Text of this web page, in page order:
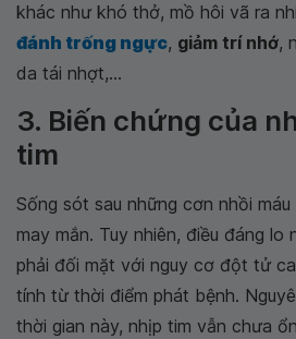
khác như khó thở, mồ hôi vã ra
đánh trống ngực, giảm trí nhớ,
da tái nhợt,...
3. Biến chứng của
tim
Sống sót sau những cơn nhồi
may mắn. Tuy nhiên, điều đáng lo
phải đối mặt với nguy cơ đột tử
tính từ thời điểm phát bệnh.
thời gian này, nhịp tim vẫn chưa